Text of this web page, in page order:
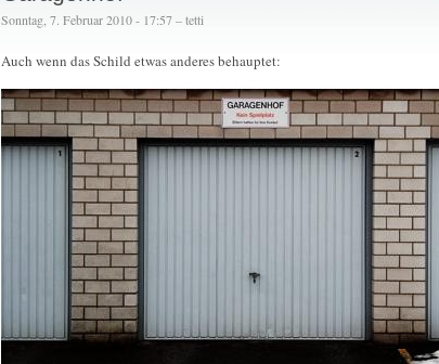
Sonntag, 7. Februar 2010 - 17:57 – tetti
Auch wenn das Schild etwas anderes behauptet: